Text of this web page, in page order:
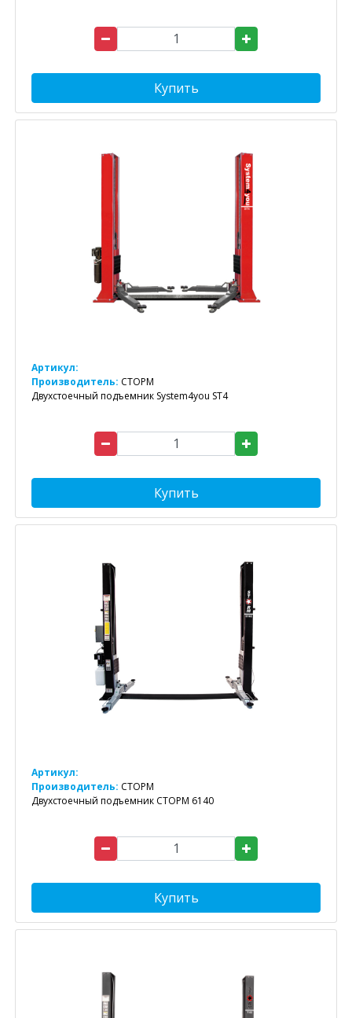
Купить
Артикул:
Производитель: СТОРМ
Двухстоечный подъемник System4you ST4
Купить
Артикул:
Производитель: СТОРМ
Двухстоечный подъемник СТОРМ 6140
Купить